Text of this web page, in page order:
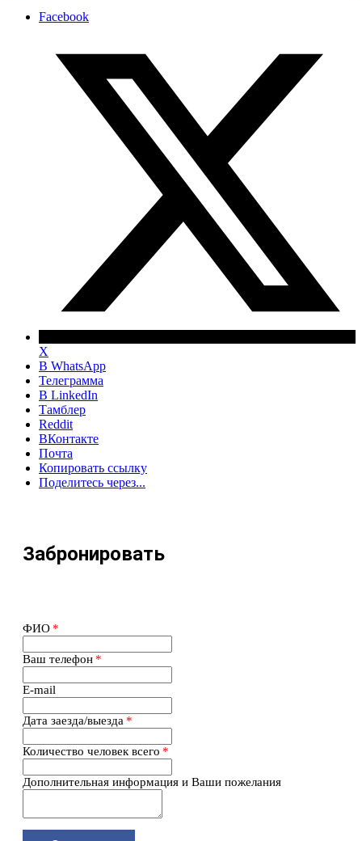
Facebook
X
В WhatsApp
Телеграмма
В LinkedIn
Тамблер
Reddit
ВКонтакте
Почта
Копировать ссылку
Поделитесь через...
Забронировать
ФИО *
Ваш телефон *
E-mail
Дата заезда/выезда *
Количество человек всего *
Дополнительная информация и Ваши пожелания